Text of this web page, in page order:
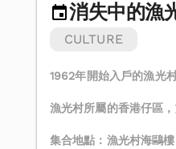
消失中的漁
CULTURE
1962年開始入戶的漁光
漁光村所屬的香港仔區
集合地點：漁光村海鷗樓